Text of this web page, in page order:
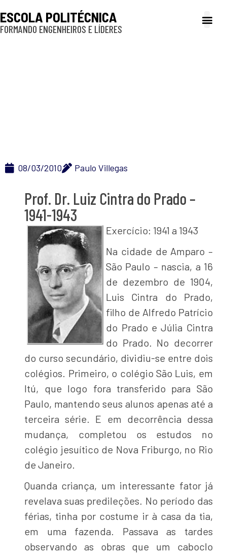
ESCOLA POLITÉCNICA
FORMANDO ENGENHEIROS E LÍDERES
08/03/2010 Paulo Villegas
Prof. Dr. Luiz Cintra do Prado –
1941-1943
Exercício: 1941 a 1943
Na cidade de Amparo –
São Paulo – nascia, a 16
de dezembro de 1904,
Luis Cintra do Prado,
filho de Alfredo Patrício
do Prado e Júlia Cintra
do Prado. No decorrer
do curso secundário, dividiu-se entre dois
colégios. Primeiro, o colégio São Luis, em
Itú, que logo fora transferido para São
Paulo, mantendo seus alunos apenas até a
terceira série. E em decorrência dessa
mudança, completou os estudos no
colégio jesuítico de Nova Friburgo, no Rio
de Janeiro.
Quanda criança, um interessante fator já
revelava suas predileções. No período das
férias, tinha por costume ir à casa da tia,
em uma fazenda. Passava as tardes
observando as obras que um caboclo